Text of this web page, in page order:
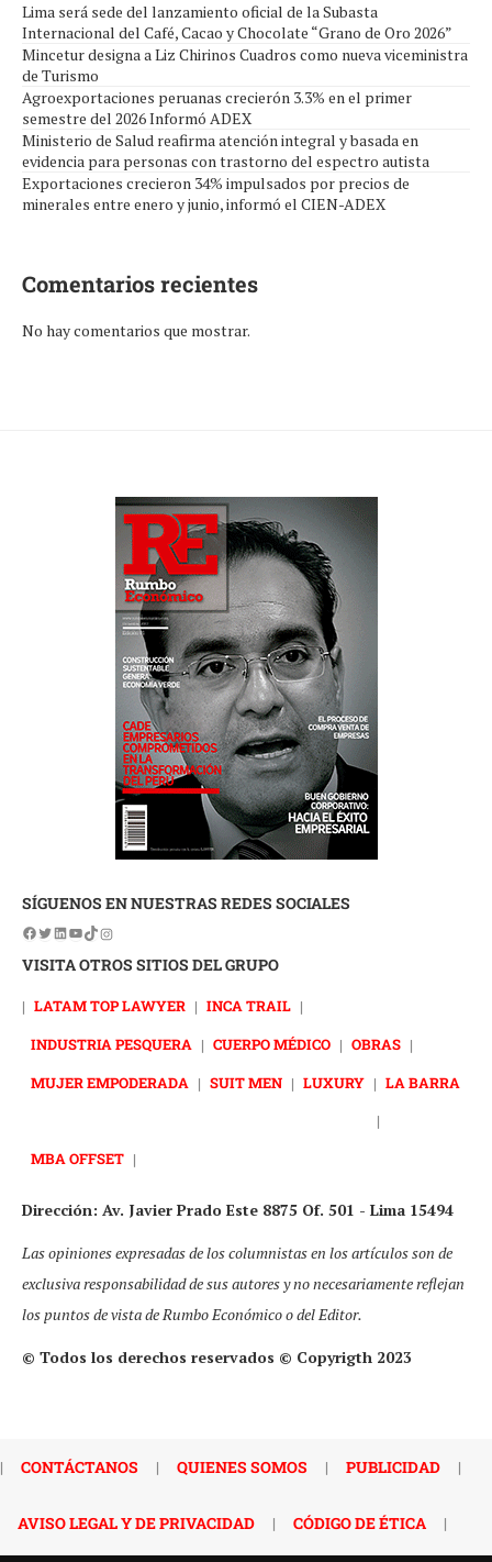
Lima será sede del lanzamiento oficial de la Subasta
Internacional del Café, Cacao y Chocolate “Grano de Oro 2026”
Mincetur designa a Liz Chirinos Cuadros como nueva viceministra
de Turismo
Agroexportaciones peruanas crecierón 3.3% en el primer
semestre del 2026 Informó ADEX
Ministerio de Salud reafirma atención integral y basada en
evidencia para personas con trastorno del espectro autista
Exportaciones crecieron 34% impulsados por precios de
minerales entre enero y junio, informó el CIEN-ADEX
Comentarios recientes
No hay comentarios que mostrar.
SÍGUENOS EN NUESTRAS REDES SOCIALES
VISITA OTROS SITIOS DEL GRUPO
| LATAM TOP LAWYER | INCA TRAIL |
INDUSTRIA PESQUERA | CUERPO MÉDICO | OBRAS |
MUJER EMPODERADA | SUIT MEN | LUXURY | LA BARRA
|
MBA OFFSET |
Dirección: Av. Javier Prado Este 8875 Of. 501 - Lima 15494
Las opiniones expresadas de los columnistas en los artículos son de
exclusiva responsabilidad de sus autores y no necesariamente reflejan
los puntos de vista de Rumbo Económico o del Editor.
© Todos los derechos reservados © Copyrigth 2023
| CONTÁCTANOS | QUIENES SOMOS | PUBLICIDAD |
AVISO LEGAL Y DE PRIVACIDAD | CÓDIGO DE ÉTICA |